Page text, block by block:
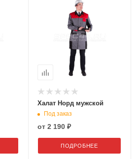
Халат Норд мужской
Под заказ
от 2 190 ₽
ПОДРОБНЕЕ